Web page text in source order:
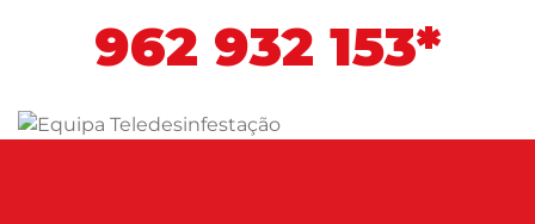
962 932 153*